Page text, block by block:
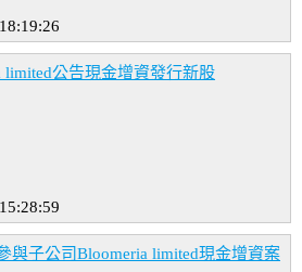
limited公告現金增資發行新股
與子公司Bloomeria limited現金增資案